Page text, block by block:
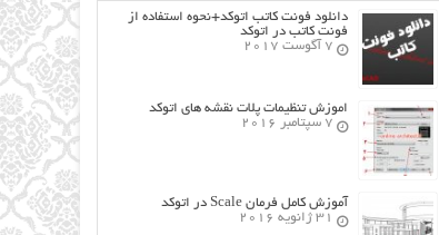
دانلود فونت کاتب اتوکد+نحوه استفاده از
فونت کاتب در اتوکد
7 آگوست 2017
اموزش تنظیمات پلات نقشه های اتوکد
7 سپتامبر 2016
آموزش کامل فرمان Scale در اتوکد
31 ژانویه 2016